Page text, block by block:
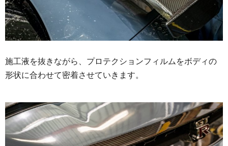
施工液を抜きながら、プロテクションフィルムをボディの
形状に合わせて密着させていきます。